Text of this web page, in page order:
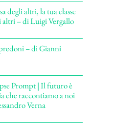
degli altri, la tua classe
altri – di Luigi Vergallo
– di Gianni
Prompt | Il futuro è
che raccontiamo a noi
Verna